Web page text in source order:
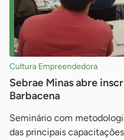
Cultura Empreendedora
Sebrae Minas abre
Barbacena
Seminário com
das principais